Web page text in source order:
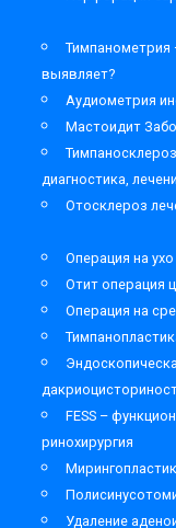
Тимпанометрия
выявляет?
Аудиометрия
Мастоидит
диагностика,
Отосклероз
Операция на
Отит операция
Операция на
FESS –
ринохирургия
Удаление